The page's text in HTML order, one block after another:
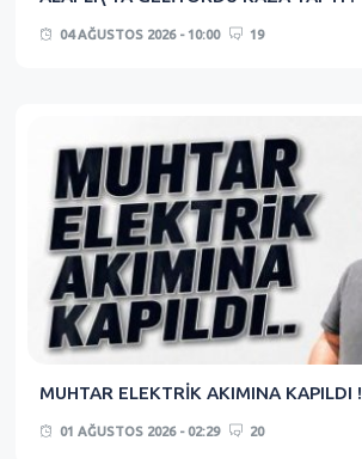
04 AĞUSTOS 2026 - 10:00 19
MUHTAR ELEKTRİK AKIMINA KAPILDI !
01 AĞUSTOS 2026 - 02:29 20